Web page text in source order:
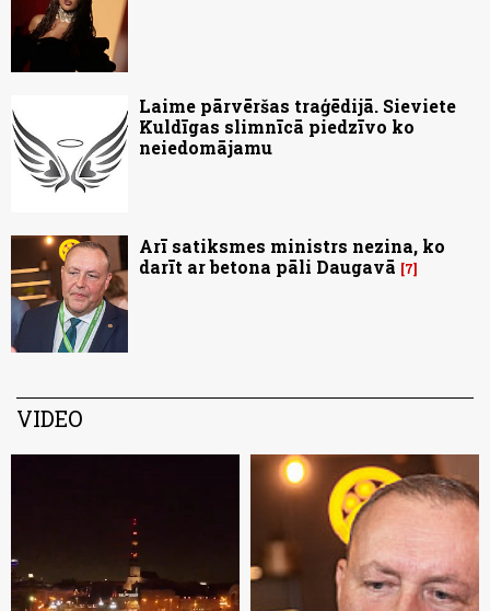
Laime pārvēršas traģēdijā. Sieviete
Kuldīgas slimnīcā piedzīvo ko
neiedomājamu
Arī satiksmes ministrs nezina, ko
darīt ar betona pāli Daugavā
7
VIDEO